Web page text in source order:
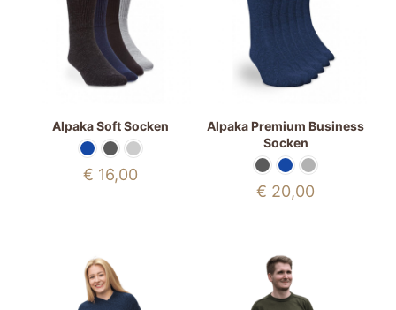
Alpaka Soft Socken
€ 16,00
Alpaka Premium Business
Socken
€ 20,00